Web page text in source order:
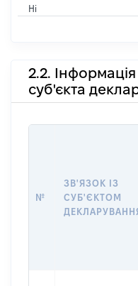
Ні
2.2. Інформація
суб'єкта
№
ЗВ'ЯЗОК ІЗ
СУБ'ЄКТОМ